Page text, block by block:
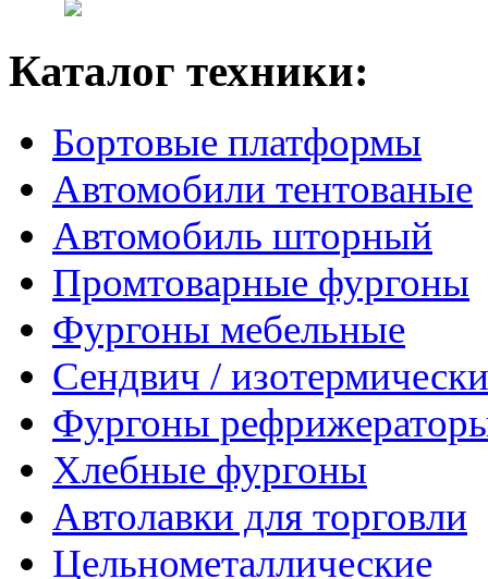
Каталог техники:
Бортовые платформы
Автомобили тентованые
Автомобиль шторный
Промтоварные фургоны
Фургоны мебельные
Сендвич /
Фургоны
Хлебные фургоны
Автолавки для торговли
Цельнометаллические